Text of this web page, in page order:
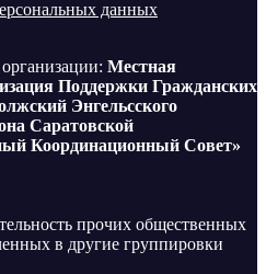
данных
Местная
Поддержки Гражданских
Энгельсского
Саратовской
Координационный Совет»
прочих общественных
в другие группировки